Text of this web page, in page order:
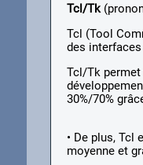
Tcl/Tk
Tcl (Tool
des
Tcl/Tk
30%/70%
• De plus,
moyenne et